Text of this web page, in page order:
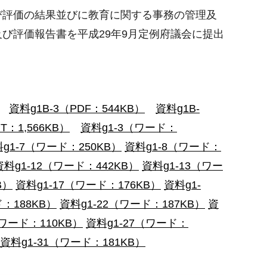
価の結果並びに教育に関する事務の管理及
評価報告書を平成29年9月定例府議会に提出
資料g1B-3（PDF：544KB）
資料g1B-
：1,566KB）
資料g1-3（ワード：
g1-7（ワード：250KB）
資料g1-8（ワード：
料g1-12（ワード：442KB）
資料g1-13（ワー
資料g1-17（ワード：176KB）
資料g1-
188KB）
資料g1-22（ワード：187KB）
資
ード：110KB）
資料g1-27（ワード：
資料g1-31（ワード：181KB）